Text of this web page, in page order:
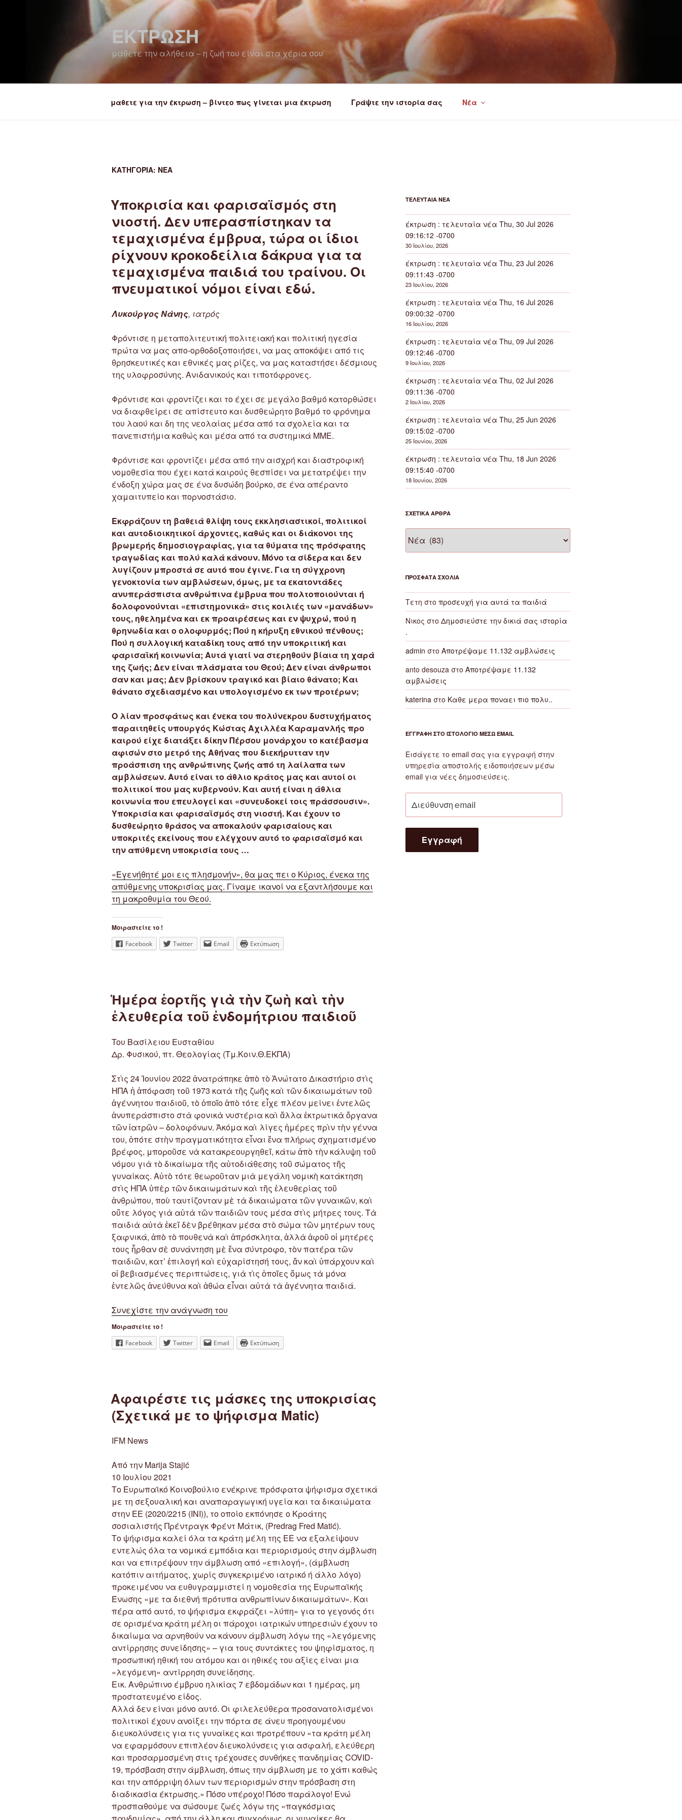
ΕΚΤΡΩΣΗ
μάθετε την αλήθεια – η ζωή του είναι στα χέρια σου
μαθετε για την έκτρωση – βίντεο πως γίνεται μια έκτρωση Γράψτε την ιστορία σας Νέα
ΚΑΤΗΓΟΡΊΑ: ΝΈΑ
Υποκρισία και φαρισαϊσμός στη
νιοστή. Δεν υπερασπίστηκαν τα
τεμαχισμένα έμβρυα, τώρα οι ίδιοι
ρίχνουν κροκοδείλια δάκρυα για τα
τεμαχισμένα παιδιά του τραίνου. Οι
πνευματικοί νόμοι είναι εδώ.
Λυκούργος Νάνης, ιατρός
Φρόντισε η μεταπολιτευτική πολιτειακή και πολιτική ηγεσία
πρώτα να μας απο-ορθοδοξοποιήσει, να μας αποκόψει από τις
θρησκευτικές και εθνικές μας ρίζες, να μας καταστήσει δέσμιους
της υλοφροσύνης. Ανιδανικούς και τιποτόφρονες.
Φρόντισε και φροντίζει και το έχει σε μεγάλο βαθμό κατορθώσει
να διαφθείρει σε απίστευτο και δυσθεώρητο βαθμό το φρόνημα
του λαού και δη της νεολαίας μέσα από τα σχολεία και τα
πανεπιστήμια καθώς και μέσα από τα συστημικά ΜΜΕ.
Φρόντισε και φροντίζει μέσα από την αισχρή και διαστροφική
νομοθεσία που έχει κατά καιρούς θεσπίσει να μετατρέψει την
ένδοξη χώρα μας σε ένα δυσώδη βούρκο, σε ένα απέραντο
χαμαιτυπείο και πορνοστάσιο.
Εκφράζουν τη βαθειά θλίψη τους εκκλησιαστικοί, πολιτικοί
και αυτοδιοικητικοί άρχοντες, καθώς και οι διάκονοι της
βρωμερής δημοσιογραφίας, για τα θύματα της πρόσφατης
τραγωδίας και πολύ καλά κάνουν. Μόνο τα σίδερα και δεν
λυγίζουν μπροστά σε αυτό που έγινε. Για τη σύγχρονη
γενοκτονία των αμβλώσεων, όμως, με τα εκατοντάδες
ανυπεράσπιστα ανθρώπινα έμβρυα που πολτοποιούνται ή
δολοφονούνται «επιστημονικά» στις κοιλιές των «μανάδων»
τους, ηθελημένα και εκ προαιρέσεως και εν ψυχρώ, πού η
θρηνωδία και ο ολοφυρμός; Πού η κήρυξη εθνικού πένθους;
Πού η συλλογική καταδίκη τους από την υποκριτική και
φαρισαϊκή κοινωνία; Αυτά γιατί να στερηθούν βίαια τη χαρά
της ζωής; Δεν είναι πλάσματα του Θεού; Δεν είναι άνθρωποι
σαν και μας; Δεν βρίσκουν τραγικό και βίαιο θάνατο; Και
θάνατο σχεδιασμένο και υπολογισμένο εκ των προτέρων;
Ο λίαν προσφάτως και ένεκα του πολύνεκρου δυστυχήματος
παραιτηθείς υπουργός Κώστας Αχιλλέα Καραμανλής προ
καιρού είχε διατάξει δίκην Πέρσου μονάρχου το κατέβασμα
αφισών στο μετρό της Αθήνας που διεκήρυτταν την
προάσπιση της ανθρώπινης ζωής από τη λαίλαπα των
αμβλώσεων. Αυτό είναι το άθλιο κράτος μας και αυτοί οι
πολιτικοί που μας κυβερνούν. Και αυτή είναι η άθλια
κοινωνία που επευλογεί και «συνευδοκεί τοις πράσσουσιν».
Υποκρισία και φαρισαϊσμός στη νιοστή. Και έχουν το
δυσθεώρητο θράσος να αποκαλούν φαρισαίους και
υποκριτές εκείνους που ελέγχουν αυτό το φαρισαϊσμό και
την απύθμενη υποκρισία τους …
«Εγενήθητέ μοι εις πλησμονήν», θα μας πει ο Κύριος, ένεκα της
απύθμενης υποκρισίας μας. Γίναμε ικανοί να εξαντλήσουμε και
τη μακροθυμία του Θεού.
Μοιραστείτε το !
Facebook Twitter Email Εκτύπωση
Ἡμέρα ἑορτῆς γιὰ τὴν ζωὴ καὶ τὴν
ἐλευθερία τοῦ ἐνδομήτριου παιδιοῦ
Toυ Βασίλειου Ευσταθίου
Δρ. Φυσικού, πτ. Θεολογίας (Τμ.Κοιν.Θ.ΕΚΠΑ)
Στὶς 24 Ἰουνίου 2022 ἀνατράπηκε ἀπὸ τὸ Ἀνώτατο Δικαστήριο στὶς
ΗΠΑ ἡ ἀπόφαση τοῦ 1973 κατὰ τῆς ζωῆς καὶ τῶν δικαιωμάτων τοῦ
ἀγέννητου παιδιοῦ, τὸ ὁποῖο ἀπὸ τότε εἶχε πλέον μείνει ἐντελῶς
ἀνυπεράσπιστο στὰ φονικὰ νυστέρια καὶ ἄλλα ἐκτρωτικὰ ὄργανα
τῶν ἰατρῶν – δολοφόνων. Ἀκόμα καὶ λίγες ἡμέρες πρὶν τὴν γέννα
του, ὁπότε στὴν πραγματικότητα εἶναι ἕνα πλήρως σχηματισμένο
βρέφος, μποροῦσε νὰ κατακρεουργηθεῖ, κάτω ἀπὸ τὴν κάλυψη τοῦ
νόμου γιὰ τὸ δικαίωμα τῆς αὐτοδιάθεσης τοῦ σώματος τῆς
γυναίκας. Αὐτὸ τότε θεωροῦταν μιὰ μεγάλη νομικὴ κατάκτηση
στὶς ΗΠΑ ὑπὲρ τῶν δικαιωμάτων καὶ τῆς ἐλευθερίας τοῦ
ἀνθρώπου, ποὺ ταυτίζονταν μὲ τὰ δικαιώματα τῶν γυναικῶν, καὶ
οὔτε λόγος γιὰ αὐτὰ τῶν παιδιῶν τους μέσα στὶς μήτρες τους. Τὰ
παιδιὰ αὐτὰ ἐκεῖ δὲν βρέθηκαν μέσα στὸ σώμα τῶν μητέρων τους
ξαφνικά, ἀπὸ τὸ πουθενὰ καὶ ἀπρόσκλητα, ἀλλὰ ἀφοῦ οἱ μητέρες
τους ἦρθαν σὲ συνάντηση μὲ ἕνα σύντροφο, τὸν πατέρα τῶν
παιδιῶν, κατ’ ἐπιλογή καὶ εὐχαρίστησή τους, ἄν καὶ ὑπάρχουν καὶ
οἱ βεβιασμένες περιπτώσεις, γιὰ τὶς ὁποῖες ὅμως τὰ μόνα
ἐντελῶς ἀνεύθυνα καὶ ἀθώα εἶναι αὐτὰ τὰ ἀγέννητα παιδιά.
Συνεχίστε την ανάγνωση του
γιὰ
τὴν
ἐλευθερία
τοῦ
ἐνδομήτριου
Μοιραστείτε το !
Facebook Twitter Email Εκτύπωση
Αφαιρέστε τις μάσκες της υποκρισίας
(Σχετικά με το ψήφισμα Matic)
IFM News
Από την Marija Stajić
10 Ιουλίου 2021
Το Ευρωπαϊκό Κοινοβούλιο ενέκρινε πρόσφατα ψήφισμα σχετικά
με τη σεξουαλική και αναπαραγωγική υγεία και τα δικαιώματα
στην ΕΕ (2020/2215 (INI)), το οποίο εκπόνησε ο Κροάτης
σοσιαλιστής Πρέντραγκ Φρέντ Μάτικ, (Predrag Fred Matić).
Το ψήφισμα καλεί όλα τα κράτη μέλη της ΕΕ να εξαλείψουν
εντελώς όλα τα νομικά εμπόδια και περιορισμούς στην άμβλωση
και να επιτρέψουν την άμβλωση από «επιλογή», (άμβλωση
κατόπιν αιτήματος, χωρίς συγκεκριμένο ιατρικό ή άλλο λόγο)
προκειμένου να ευθυγραμμιστεί η νομοθεσία της Ευρωπαϊκής
Ένωσης «με τα διεθνή πρότυπα ανθρωπίνων δικαιωμάτων». Και
πέρα από αυτό, το ψήφισμα εκφράζει «λύπη» για το γεγονός ότι
σε ορισμένα κράτη μέλη οι πάροχοι ιατρικών υπηρεσιών έχουν το
δικαίωμα να αρνηθούν να κάνουν άμβλωση λόγω της «λεγόμενης
αντίρρησης συνείδησης» – για τους συντάκτες του ψηφίσματος, η
προσωπική ηθική του ατόμου και οι ηθικές του αξίες είναι μια
«λεγόμενη» αντίρρηση συνείδησης.
Εικ. Ανθρώπινο έμβρυο ηλικίας 7 εβδομάδων και 1 ημέρας, μη
προστατευμένο είδος.
Αλλά δεν είναι μόνο αυτό. Οι φιλελεύθερα προσανατολισμένοι
πολιτικοί έχουν ανοίξει την πόρτα σε άνευ προηγουμένου
διευκολύνσεις για τις γυναίκες και προτρέπουν «τα κράτη μέλη
να εφαρμόσουν επιπλέον διευκολύνσεις για ασφαλή, ελεύθερη
και προσαρμοσμένη στις τρέχουσες συνθήκες πανδημίας COVID-
19, πρόσβαση στην άμβλωση, όπως την άμβλωση με το χάπι καθώς
και την απόρριψη όλων των περιορισμών στην πρόσβαση στη
διαδικασία έκτρωσης.» Πόσο υπέροχο! Πόσο παράλογο! Ενώ
προσπαθούμε να σώσουμε ζωές λόγω της «παγκόσμιας
ΤΕΛΕΥΤΑΊΑ ΝΈΑ
έκτρωση : τελευταία νέα Thu, 30 Jul 2026
09:16:12 -0700
30 Ιουλίου, 2026
έκτρωση : τελευταία νέα Thu, 23 Jul 2026
09:11:43 -0700
23 Ιουλίου, 2026
έκτρωση : τελευταία νέα Thu, 16 Jul 2026
09:00:32 -0700
16 Ιουλίου, 2026
έκτρωση : τελευταία νέα Thu, 09 Jul 2026
09:12:46 -0700
9 Ιουλίου, 2026
έκτρωση : τελευταία νέα Thu, 02 Jul 2026
09:11:36 -0700
2 Ιουλίου, 2026
έκτρωση : τελευταία νέα Thu, 25 Jun 2026
09:15:02 -0700
25 Ιουνίου, 2026
έκτρωση : τελευταία νέα Thu, 18 Jun 2026
09:15:40 -0700
18 Ιουνίου, 2026
ΣΧΕΤΙΚΆ ΆΡΘΡΑ
άρθρα
ΠΡΌΣΦΑΤΑ ΣΧΌΛΙΑ
Τετη στο προσευχή για αυτά τα παιδιά
Νικος στο Δημοσιεύστε την δικιά σας ιστορία
.
admin στο Αποτρέψαμε 11.132 αμβλώσεις
anto desouza στο Αποτρέψαμε 11.132
αμβλώσεις
katerina στο Καθε μερα ποναει πιο πολυ..
ΕΓΓΡΑΦΉ ΣΤΟ ΙΣΤΟΛΌΓΙΟ ΜΈΣΩ EMAIL
Εισάγετε το email σας για εγγραφή στην
υπηρεσία αποστολής ειδοποιήσεων μέσω
email για νέες δημοσιεύσεις.
email
Εγγραφή